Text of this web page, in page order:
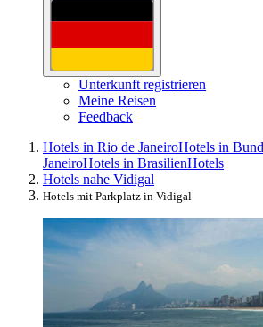
Unterkunft registrieren
Meine Reisen
Feedback
Hotels in Rio de JaneiroHotels in
JaneiroHotels in BrasilienHotels
Hotels nahe Vidigal
Hotels mit Parkplatz in Vidigal